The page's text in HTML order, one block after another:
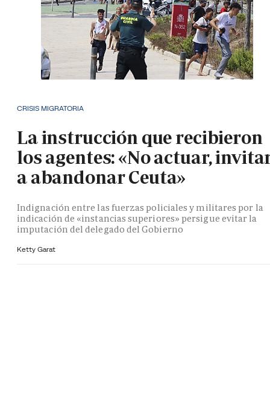
CRISIS MIGRATORIA
La instrucción que recibieron
los agentes: «No actuar,
a abandonar Ceuta»
Indignación entre las fuerzas policiales y militares por la
indicación de «instancias superiores» persigue evitar la
imputación del delegado del Gobierno
Ketty Garat